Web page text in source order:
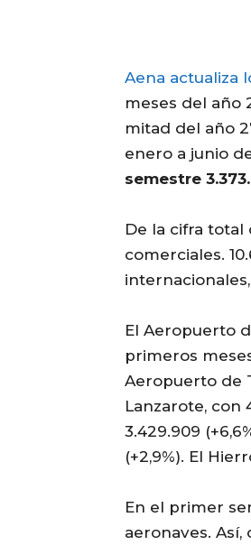
Aena actualiza
meses del año
mitad del año
enero a junio
semestre
De la cifra total
comerciales.
El Aeropuerto
primeros
Aeropuerto de
Lanzarote, con
3.429.909
(+2,9%). El
En el primer
aeronaves. Así,